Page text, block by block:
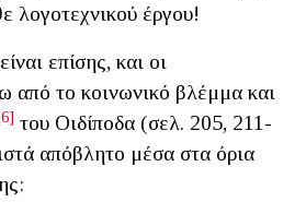
λογοτεχνικού έργου!
επίσης, και οι
από το κοινωνικό βλέμμα και
του Οιδίποδα (σελ. 205, 211-
απόβλητο μέσα στα όρια